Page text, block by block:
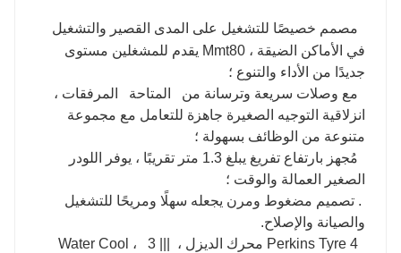
مصمم خصيصًا للتشغيل على المدى القصير والتشغيل
في الأماكن الضيقة ، Mmt80 يقدم للمشغلين مستوى
جديدًا من الأداء والتنوع ؛
مع وصلات سريعة وترسانة من المتاحة المرفقات ،
انزلاقية التوجيه الصغيرة جاهزة للتعامل مع مجموعة
متنوعة من الوظائف بسهولة ؛
مُجهز بارتفاع تفريغ يبلغ 1.3 متر تقريبًا ، يوفر اللودر
الصغير العمالة والوقت ؛
. تصميم مضغوط ومرن يجعله سهلًا ومريحًا للتشغيل
والصيانة والإصلاح.
Perkins Tyre 4 محرك الديزل ، ||| Water Cool ، 3